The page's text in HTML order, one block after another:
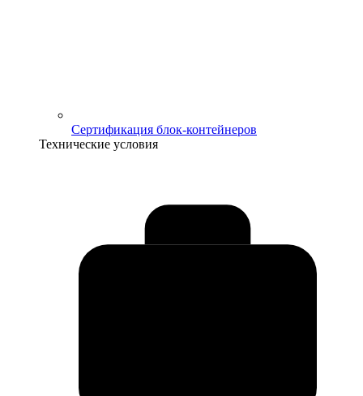
Сертификация блок-контейнеров
Технические условия